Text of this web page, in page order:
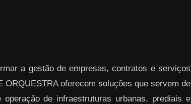
a gestão de empresas, contratos e serviços
oferecem soluções que servem de
de infraestruturas urbanas, prediais e